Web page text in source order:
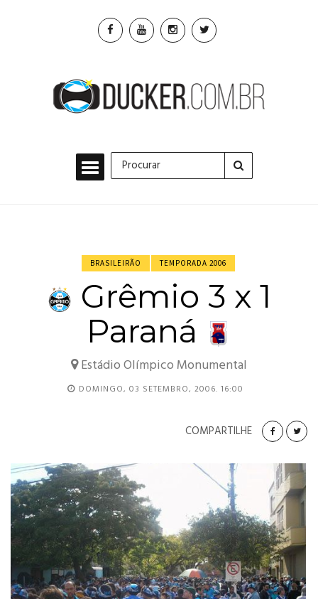
BRASILEIRÃO TEMPORADA 2006
Grêmio 3 x 1
Paraná
Estádio Olímpico Monumental
DOMINGO, 03 SETEMBRO, 2006. 16:00
COMPARTILHE